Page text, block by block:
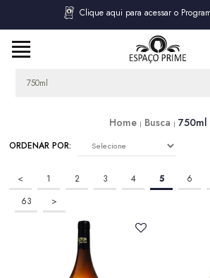
Clique aqui para acessar o
Home Busca 750ml
ORDENAR POR: SELECIONE
< 1 2 3 4 5 6
63
>